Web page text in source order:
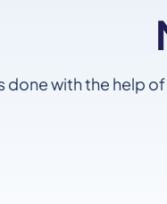
done with the help